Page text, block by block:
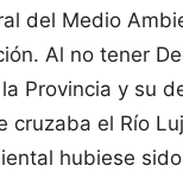
del Medio
Al no tener
Provincia y su
el Río
hubiese